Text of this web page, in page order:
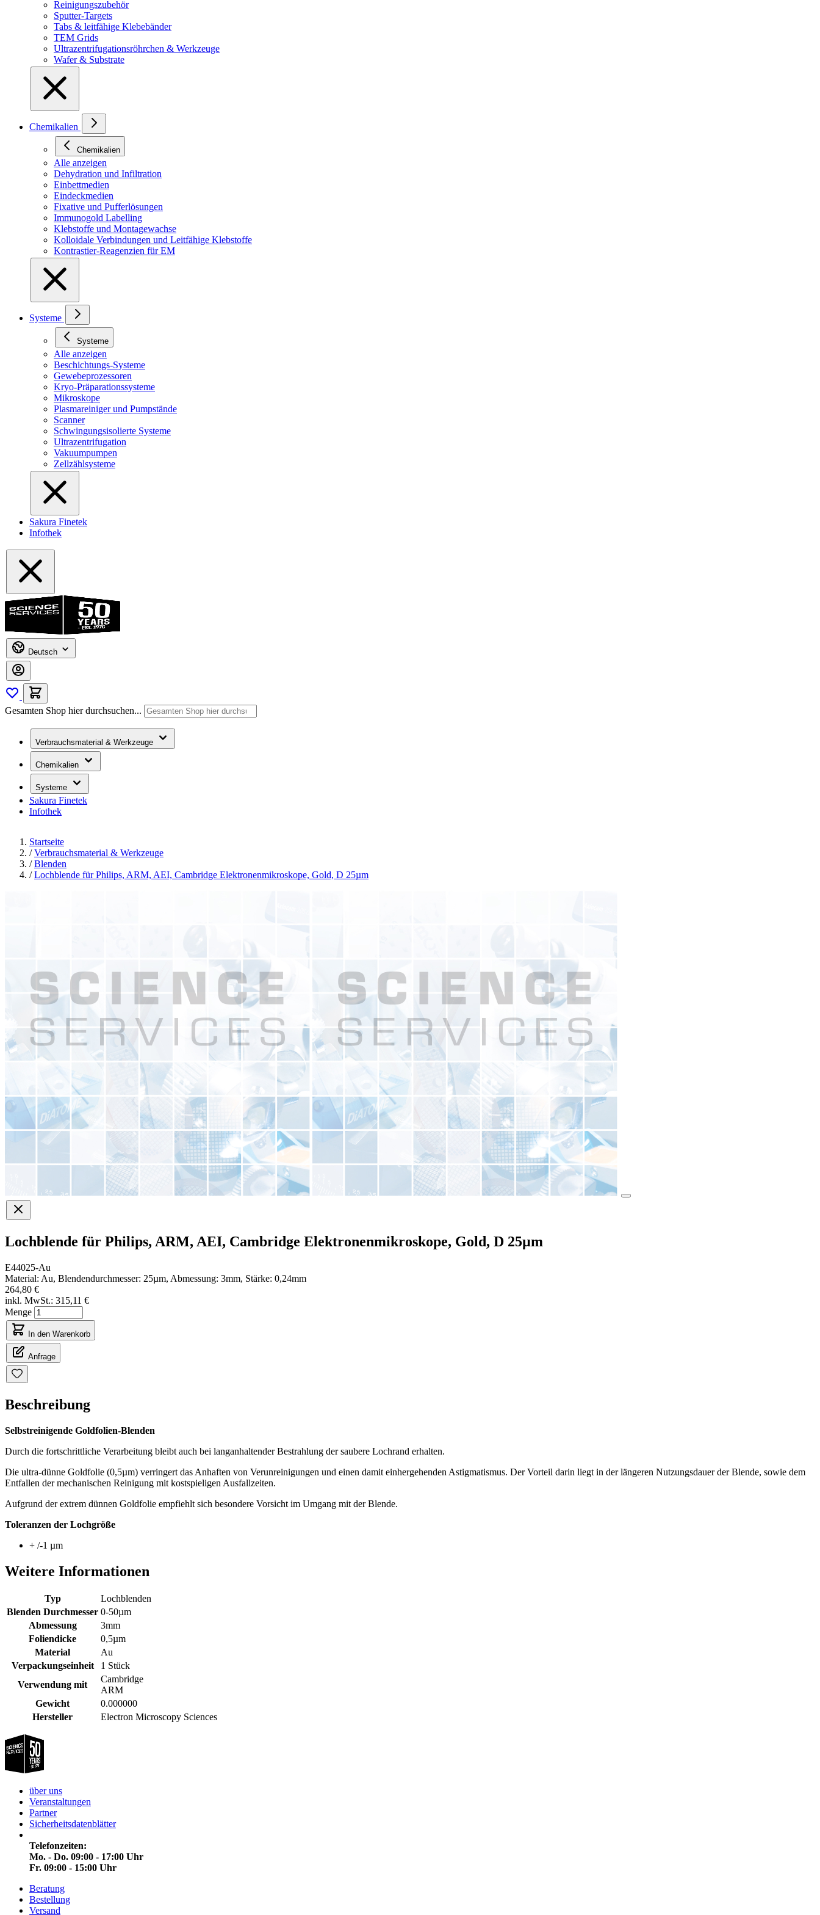
Reinigungszubehör
Sputter-Targets
Tabs & leitfähige Klebebänder
TEM Grids
Ultrazentrifugationsröhrchen & Werkzeuge
Wafer & Substrate
Chemikalien
Chemikalien
Alle anzeigen
Dehydration und Infiltration
Einbettmedien
Eindeckmedien
Fixative und Pufferlösungen
Immunogold Labelling
Klebstoffe und Montagewachse
Kolloidale Verbindungen und Leitfähige Klebstoffe
Kontrastier-Reagenzien für EM
Systeme
Systeme
Alle anzeigen
Beschichtungs-Systeme
Gewebeprozessoren
Kryo-Präparationssysteme
Mikroskope
Plasmareiniger und Pumpstände
Scanner
Schwingungsisolierte Systeme
Ultrazentrifugation
Vakuumpumpen
Zellzählsysteme
Sakura Finetek
Infothek
Deutsch
Gesamten Shop hier durchsuchen...
Verbrauchsmaterial & Werkzeuge
Chemikalien
Systeme
Sakura Finetek
Infothek
Startseite
/ Verbrauchsmaterial & Werkzeuge
/ Blenden
/ Lochblende für Philips, ARM, AEI, Cambridge Elektronenmikroskope, Gold, D 25µm
Lochblende für Philips, ARM, AEI, Cambridge Elektronenmikroskope, Gold, D 25µm
E44025-Au
Material: Au, Blendendurchmesser: 25µm, Abmessung: 3mm, Stärke: 0,24mm
264,80 €
inkl. MwSt.: 315,11 €
Menge
In den Warenkorb
Anfrage
Beschreibung
Selbstreinigende Goldfolien-Blenden
Durch die fortschrittliche Verarbeitung bleibt auch bei langanhaltender Bestrahlung der saubere Lochrand erhalten.
Die ultra-dünne Goldfolie (0,5µm) verringert das Anhaften von Verunreinigungen und einen damit einhergehenden Astigmatismus. Der Vorteil darin liegt in der längeren Nutzungsdauer der Blende, sowie dem
Entfallen der mechanischen Reinigung mit kostspieligen Ausfallzeiten.
Aufgrund der extrem dünnen Goldfolie empfiehlt sich besondere Vorsicht im Umgang mit der Blende.
Toleranzen der Lochgröße
+ /-1 µm
Weitere Informationen
Typ
Lochblenden
Blenden Durchmesser 0-50µm
Abmessung
3mm
Foliendicke
0,5µm
Material
Au
Verpackungseinheit
1 Stück
Verwendung mit
Cambridge
ARM
Gewicht
0.000000
Hersteller
Electron Microscopy Sciences
über uns
Veranstaltungen
Partner
Sicherheitsdatenblätter
Telefonzeiten:
Mo. - Do. 09:00 - 17:00 Uhr
Fr. 09:00 - 15:00 Uhr
Beratung
Bestellung
Versand